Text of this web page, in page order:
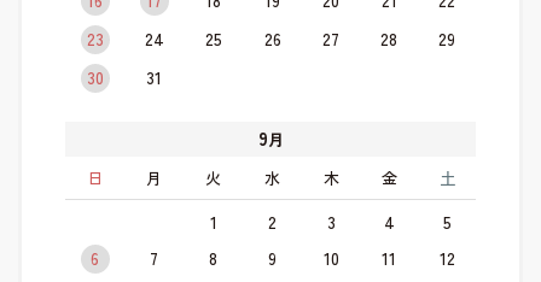
23
24 25 26 27 28
29
30
31
9月
日
月 火 水 木 金 土
1 2 3 4
5
6
7 8 9 10 11
12